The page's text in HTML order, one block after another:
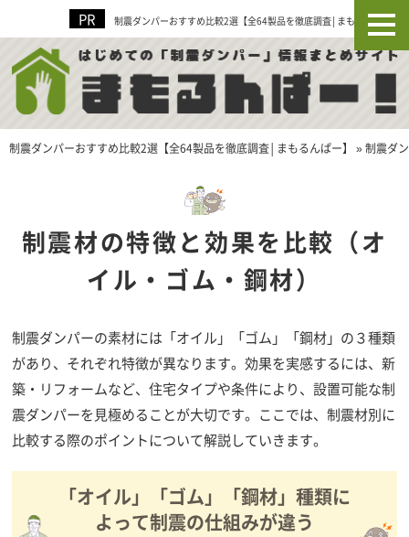
制震ダンパーおすすめ比較2選【全64製品を徹底調査│まもるんぱー】
制震ダンパーおすすめ比較2選【全64製品を徹底調査│まもるんぱー】 »制震ダ
制震材の特徴と効果を比較（オ
イル・ゴム・鋼材）
制震ダンパーの素材には「オイル」「ゴム」「鋼材」の３種類
があり、それぞれ特徴が異なります。効果を実感するには、新
築・リフォームなど、住宅タイプや条件により、設置可能な制
震ダンパーを見極めることが大切です。ここでは、制震材別に
比較する際のポイントについて解説していきます。
「オイル」「ゴム」「鋼材」種類に
よって制震の仕組みが違う